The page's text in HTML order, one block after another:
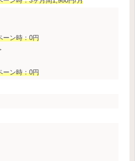
ン時：0円
ン時：0円